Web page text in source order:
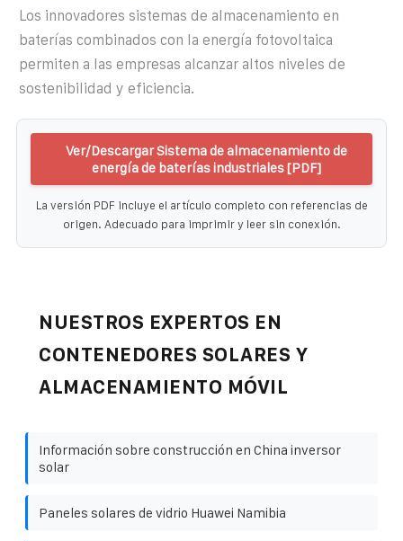
Los innovadores sistemas de almacenamiento en
baterías combinados con la energía fotovoltaica
permiten a las empresas alcanzar altos niveles de
sostenibilidad y eficiencia.
Ver/Descargar Sistema de almacenamiento de
energía de baterías industriales [PDF]
La versión PDF incluye el artículo completo con referencias de
origen. Adecuado para imprimir y leer sin conexión.
NUESTROS EXPERTOS EN
CONTENEDORES SOLARES Y
ALMACENAMIENTO MÓVIL
Información sobre construcción en China inversor
solar
Paneles solares de vidrio Huawei Namibia